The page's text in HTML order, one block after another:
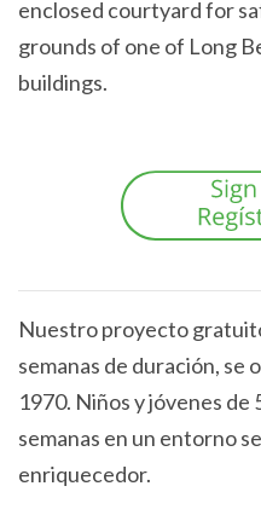
enclosed courtyard for
grounds of one of Long
buildings.
Nuestro proyecto
semanas de duración, se
1970. Niños y jóvenes de
semanas en un entorno
enriquecedor.